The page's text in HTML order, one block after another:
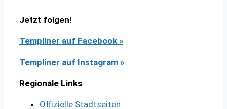
Jetzt folgen!
Templiner auf Facebook »
Templiner auf Instagram »
Regionale Links
Offizielle Stadtseiten